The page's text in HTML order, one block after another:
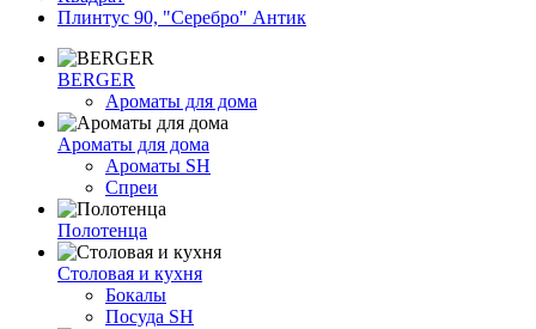
Плинтус 90, "Серебро" Антик
BERGER
Ароматы для дома
Ароматы для дома
Ароматы SH
Спреи
Полотенца
Столовая и кухня
Бокалы
Посуда SH